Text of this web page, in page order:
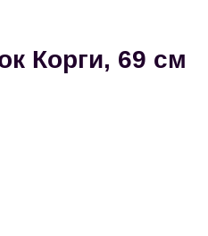
Корги, 69 см